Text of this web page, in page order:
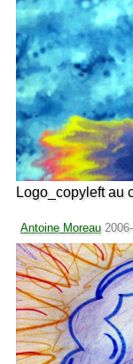
Logo_copyleft au
Antoine Moreau